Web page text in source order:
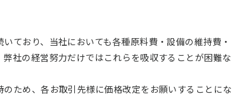
ており、当社においても各種原料費・設備の維持費・
社の経営努力だけではこれらを吸収することが困難な
ため、各お取引先様に価格改定をお願いすることにな